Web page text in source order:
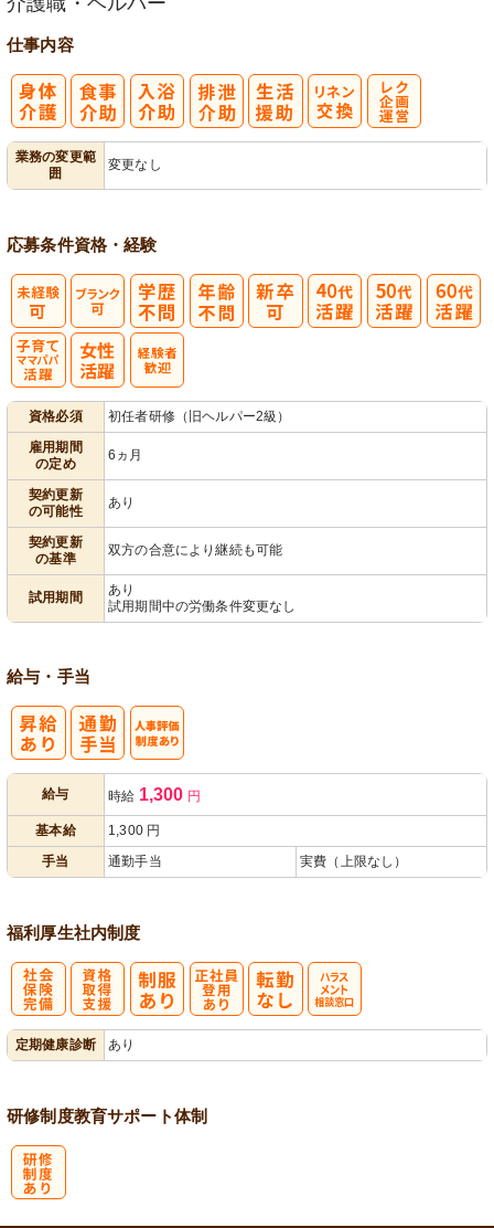
仕事内容
業務の変更範
囲
変更なし
応募条件資格・経験
資格必須
初任者研修（旧ヘルパー2級）
雇用期間
の定め
6ヵ月
契約更新
の可能性
あり
契約更新
の基準
双方の合意により継続も可能
試用期間
あり
試用期間中の労働条件変更なし
給与・手当
給与 時給 1,300 円
基本給 1,300円
手当
通勤手当 実費（上限なし）
福利厚生社内制度
定期健康診断 あり
研修制度教育サポート体制